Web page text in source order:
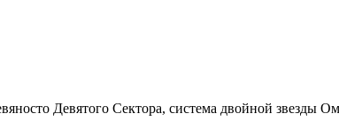
Девятого Сектора, система двойной звезды